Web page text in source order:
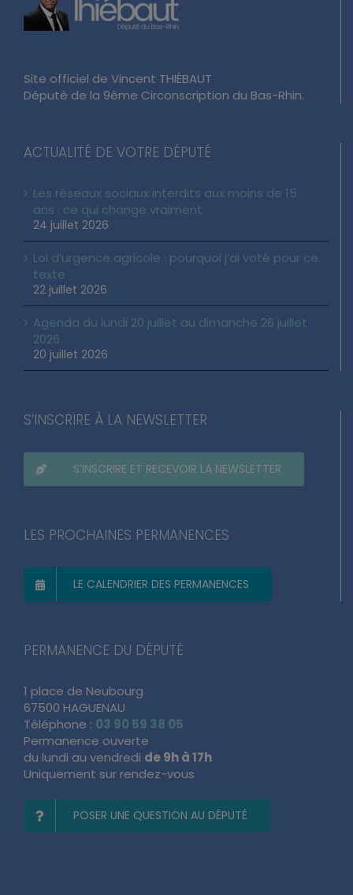
Site officiel de Vincent THIÉBAUT
Député de la 9ème Circonscription du Bas-Rhin.
ACTUALITÉ DE VOTRE DÉPUTÉ
Les réseaux sociaux interdits aux moins de 15
ans : ce qui change vraiment
24 juillet 2026
Loi d’urgence agricole : pourquoi j’ai voté pour ce
texte
22 juillet 2026
Agenda du lundi 20 juillet au dimanche 26 juillet
2026
20 juillet 2026
S’INSCRIRE À LA NEWSLETTER
S’INSCRIRE ET RECEVOIR LA NEWSLETTER
LES PROCHAINES PERMANENCES
LE CALENDRIER DES PERMANENCES
PERMANENCE DU DÉPUTÉ
1 place de Neubourg
67500 HAGUENAU
Téléphone : 03 90 59 38 05
Permanence ouverte
du lundi au vendredi de 9h à 17h
Uniquement sur rendez-vous
POSER UNE QUESTION AU DÉPUTÉ